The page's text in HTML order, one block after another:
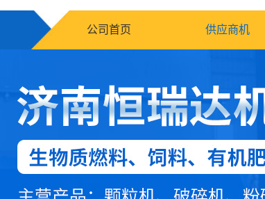
公司首页 供应商机